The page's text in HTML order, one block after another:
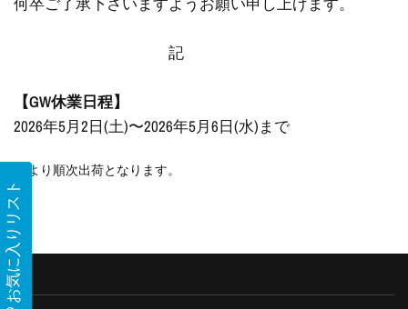
記
【GW休業日程】
2026年5月2日(土)〜2026年5月6日(水)まで
5/7より順次出荷となります。
お気に入りリスト